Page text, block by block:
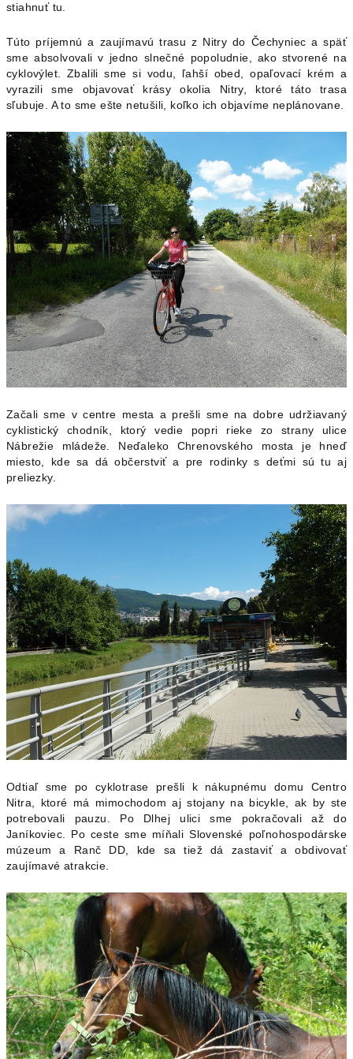
stiahnuť tu.
Túto príjemnú a zaujímavú trasu z Nitry do Čechyniec a späť
sme absolvovali v jedno slnečné popoludnie, ako stvorené na
cyklovýlet. Zbalili sme si vodu, ľahší obed, opaľovací krém a
vyrazili sme objavovať krásy okolia Nitry, ktoré táto trasa
sľubuje. A to sme ešte netušili, koľko ich objavíme neplánovane.
Začali sme v centre mesta a prešli sme na dobre udržiavaný
cyklistický chodník, ktorý vedie popri rieke zo strany ulice
Nábrežie mládeže. Neďaleko Chrenovského mosta je hneď
miesto, kde sa dá občerstviť a pre rodinky s deťmi sú tu aj
preliezky.
Odtiaľ sme po cyklotrase prešli k nákupnému domu Centro
Nitra, ktoré má mimochodom aj stojany na bicykle, ak by ste
potrebovali pauzu. Po Dlhej ulici sme pokračovali až do
Janíkoviec. Po ceste sme míňali Slovenské poľnohospodárske
múzeum a Ranč DD, kde sa tiež dá zastaviť a obdivovať
zaujímavé atrakcie.